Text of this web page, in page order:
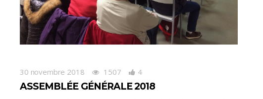
30 novembre 2018 1507 4
ASSEMBLÉE GÉNÉRALE 2018